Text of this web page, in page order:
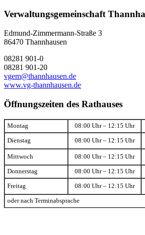
Verwaltungsgemeinschaft
Edmund-Zimmermann-Straße 3
86470 Thannhausen
08281 901-0
08281 901-20
vgem@thannhausen.de
www.vg-thannhausen.de
Öffnungszeiten des Rathauses
Montag 08:00 Uhr – 12:15 Uhr
Dienstag 08:00 Uhr – 12:15 Uhr
Mittwoch 08:00 Uhr – 12:15 Uhr
Donnerstag 08:00 Uhr – 12:15 Uhr
Freitag 08:00 Uhr – 12:15 Uhr
oder nach Terminabsprache